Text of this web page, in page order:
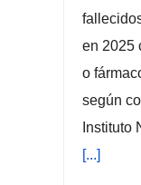
en 2025
o
según
Instituto
[...]